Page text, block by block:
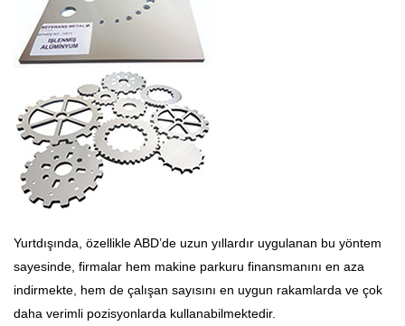
Yurtdışında, özellikle ABD’de uzun yıllardır uygulanan bu yöntem
sayesinde, firmalar hem makine parkuru finansmanını en aza
indirmekte, hem de çalışan sayısını en uygun rakamlarda ve çok
daha verimli pozisyonlarda kullanabilmektedir.